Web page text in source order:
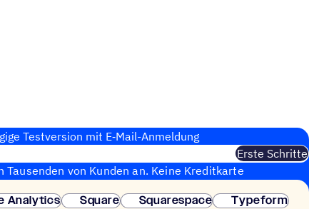
Test­ver­sion mit E‑Mail-Anmel­dung
Erste Schritte
Tausenden von Kunden an. Keine Kreditkarte
Einrichtung.
Analytics Square Squarespace
Typeform